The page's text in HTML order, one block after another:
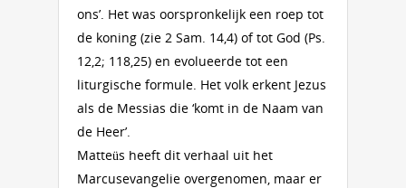
ons’. Het was oorspronkelijk een roep tot
de koning (zie 2 Sam. 14,4) of tot God (Ps.
12,2; 118,25) en evolueerde tot een
liturgische formule. Het volk erkent Jezus
als de Messias die ‘komt in de Naam van
de Heer’.
Matteüs heeft dit verhaal uit het
Marcusevangelie overgenomen, maar er